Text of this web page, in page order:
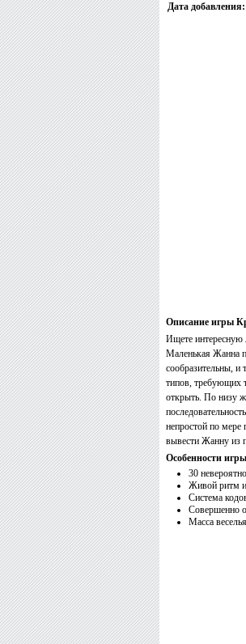
Дата добавления:
Описание игры
Ищете интересную
Маленькая Жанна
сообразительны, и
типов, требующих
открыть. По низу
непростой по мере
вывести Жанну из
Особенности
30
Живой ритм
Система
Совершенно
Масса